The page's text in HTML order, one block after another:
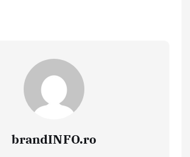
brandINFO.ro